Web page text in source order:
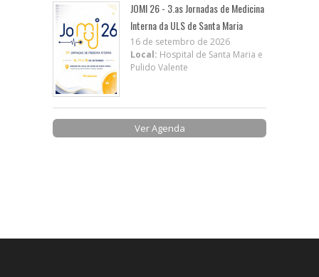
JOMI 26 - 3.as Jornadas de Medicina
Interna da ULS de Santa Maria
16 de setembro de 2026
Local: Hospital de Santa Maria e
Pulido Valente
Ver Agenda